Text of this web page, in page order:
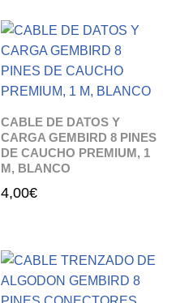
CABLE DE DATOS Y
CARGA GEMBIRD 8 PINES
DE CAUCHO PREMIUM, 1
M, BLANCO
4,00€